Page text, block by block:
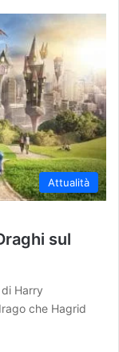
Attualità
sul
Harry
che Hagrid